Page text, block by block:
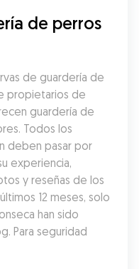
de perros
de guardería de
propietarios de
guardería de
Todos los
deben pasar por
experiencia,
y reseñas de los
12 meses, solo
han sido
Para seguridad